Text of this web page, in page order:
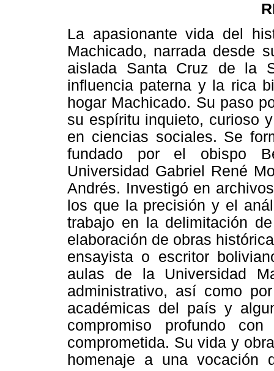
La apasionante vida del
Machicado, narrada desde
aislada Santa Cruz de la
influencia paterna y la rica
hogar Machicado. Su paso
su espíritu inquieto, curioso
en ciencias sociales. Se
fundado por el obispo
Universidad Gabriel René
Andrés. Investigó en
los que la precisión y el
trabajo en la delimitación
elaboración de obras
ensayista o escritor
aulas de la Universidad
administrativo, así como
académicas del país y
compromiso profundo
comprometida. Su vida y
homenaje a una vocación